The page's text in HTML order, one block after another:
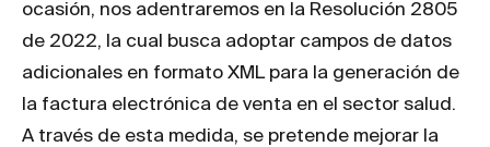
ocasión, nos adentraremos en la Resolución 2805
de 2022, la cual busca adoptar campos de datos
adicionales en formato XML para la generación de
la factura electrónica de venta en el sector salud.
A través de esta medida, se pretende mejorar la